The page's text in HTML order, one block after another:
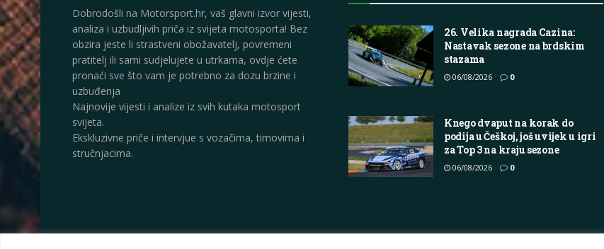
Dobrodošli na Motorsport.hr, vaš glavni izvor vijesti,
analiza i uzbudljivih priča iz svijeta motosporta! Bez
obzira jeste li strastveni obožavatelj, povremeni
pratitelj ili sami sudjelujete u utrkama, ovdje ćete
pronaći sve što vam je potrebno za dozu brzine i
uzbuđenja
Najnovije vijesti i analize iz svih kutaka motosport
svijeta.
Ekskluzivne priče i intervjue s vozačima, timovima i
stručnjacima.
26. Velika nagrada Cazina:
Nastavak sezone na brdskim
stazama
06/08/2026 0
Knego dvaput na korak do
podija u Češkoj, još uvijek u igri
za Top 3 na kraju sezone
06/08/2026 0